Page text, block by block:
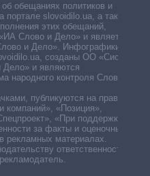
обещаниях политиков и
slovoidilo.ua, а также
этих обещаний,
Слово и Дело» и является
и Дело». Инфографики,
созданы ОО «Система
Дело» и являются
народного контроля Слово и
публикуются на правах
компаний», «Позиция»,
«При поддержке».
за факты и оценочные
рекламных материалах.
ответственность за